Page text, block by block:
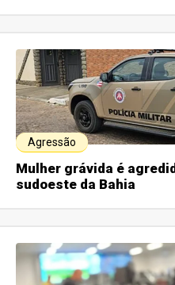
Agressão
Mulher grávida é
sudoeste da Bahia